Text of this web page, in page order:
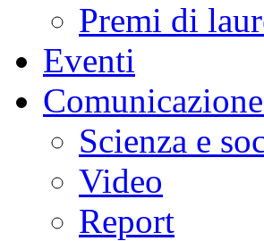
Premi di
Eventi
Scienza e
Video
Report